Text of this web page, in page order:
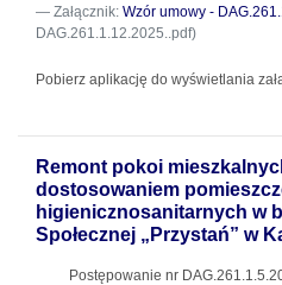
Załącznik: Wzór umowy -
DAG.261.1.12.2025..pdf)
Pobierz aplikację do wyświetlania
Remont pokoi
dostosowaniem
higienicznosanitarnych w
Społecznej „Przystań” w
Postępowanie nr